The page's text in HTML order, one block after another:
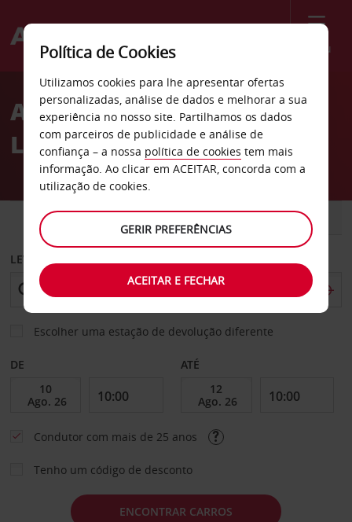
Menu
Welcome
AvisAlugar carro no
Luxemburgo com a Avis
CARRO COMERCIAIS
LEVANTAR EM
Escolher uma estação de devolução diferente
DE ATÉ
Condutor com mais de 25 anos
Tenho um código de desconto
ENCONTRAR CARROS
Política de Cookies
Utilizamos cookies para lhe apresentar ofertas
personalizadas, análise de dados e melhorar a sua
experiência no nosso site. Partilhamos os dados
com parceiros de publicidade e análise de
confiança – a nossa política de cookies tem mais
informação. Ao clicar em ACEITAR, concorda com a
utilização de cookies.
GERIR PREFERÊNCIAS
ACEITAR E FECHAR